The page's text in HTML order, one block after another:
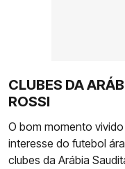
CLUBES DA
ROSSI
O bom momento
interesse do futebol
clubes da Arábia